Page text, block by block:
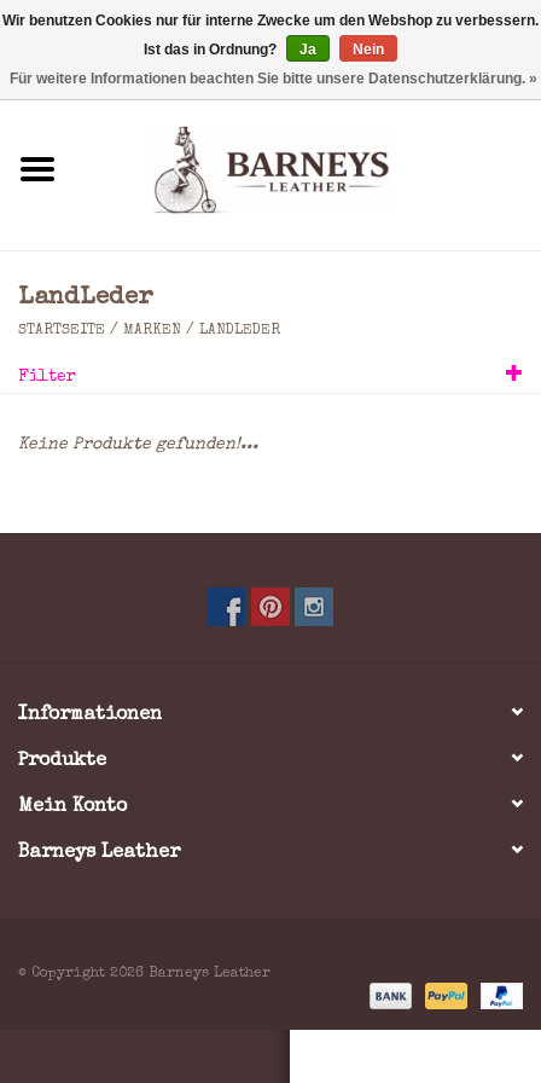
0 Artikel - €0,00
Geldbörse
Rucksäcke
LandLeder
STARTSEITE / MARKEN / LANDLEDER
Filter
Keine Produkte gefunden!...
Informationen
Produkte
Mein Konto
Barneys Leather
Wir benutzen Cookies nur für interne Zwecke um den Webshop zu verbessern.
Ist das in Ordnung?
Ja
Nein
Für weitere Informationen beachten Sie bitte unsere Datenschutzerklärung. »